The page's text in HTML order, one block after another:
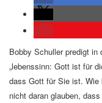
Bobby Schuller predigt in
„lebenssinn: Gott ist für
dass Gott für Sie ist. Wie
nicht daran glauben,